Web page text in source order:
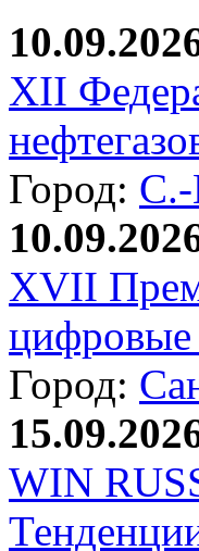
XII
Город: С.-
XVII
цифровые
Город:
WIN